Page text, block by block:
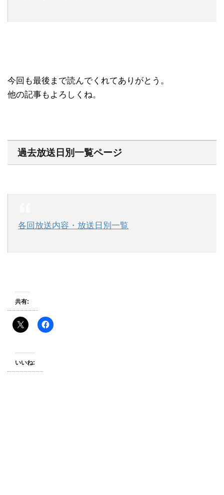
今回も最後まで読んでくれてありがとう。
他の記事もよろしくね。
過去放送日別一覧ページ
各回放送内容・放送日別一覧
共有:
いいね: